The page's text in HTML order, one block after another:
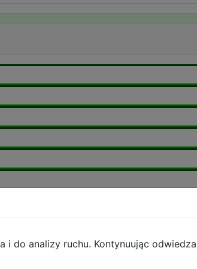
do analizy ruchu. Kontynuując